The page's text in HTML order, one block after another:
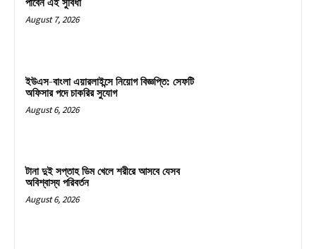
পাবেন এই সুবিধা
August 7, 2026
ইউএস-বাংলা এয়ারলাইন্সে নিয়োগ বিজ্ঞপ্তি: সেফটি
অফিসার পদে চাকরির সুযোগ
August 6, 2026
টানা দুই সপ্তাহ ডিম খেলে শরীরে আসবে যেসব
অবিশ্বাস্য পরিবর্তন
August 6, 2026